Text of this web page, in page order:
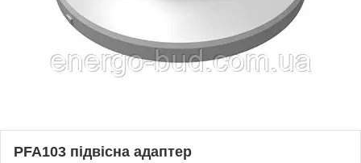
PFA103 підвісна адаптер